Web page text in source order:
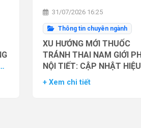
31/07/2026 16:25
Thông tin chuyên ngành
XU HƯỚNG MỚI THUỐC
TRÁNH THAI NAM GIỚI PHI
NỘI TIẾT: CẬP NHẬT HIỆU
QUẢ THỬ NGHIỆM LÂM
+ Xem chi tiết